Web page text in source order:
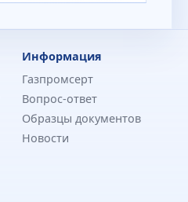
Информация
Газпромсерт
Вопрос-ответ
Образцы документов
Новости